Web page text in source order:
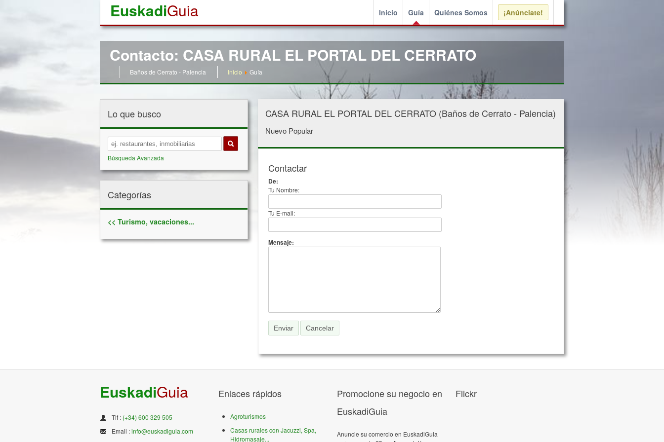
EuskadiGuia Inicio Guía Quiénes Somos ¡Anúnciate!
Contacto: CASA RURAL EL PORTAL DEL CERRATO
Baños de Cerrato - Palencia Inicio Guía
Lo que busco
Búsqueda Avanzada
Categorías
<< Turismo, vacaciones...
CASA RURAL EL PORTAL DEL CERRATO (Baños de Cerrato - Palencia)
Nuevo Popular
Contactar
De:
Tu Nombre:
Tu E-mail:
Mensaje:
EuskadiGuia
Tlf : (+34) 600 329 505
Email :info@euskadiguia.com
Enlaces rápidos
Agroturismos
Casas rurales con Jacuzzi, Spa,
Hidromasaje...
Promocione su negocio en
EuskadiGuia
Anuncie su comercio en EuskadiGuia
Flickr